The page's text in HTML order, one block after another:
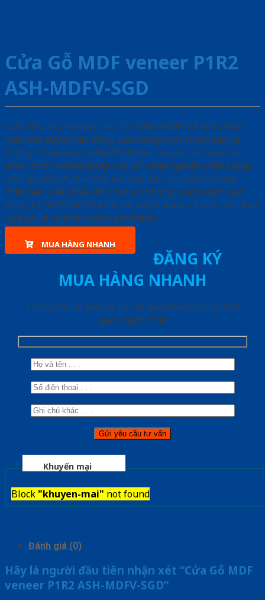
Cửa Gỗ MDF veneer P1R2
ASH-MDFV-SGD
Cửa gỗ công nghiệp cao cấp SAIGONDOOR là thương
hiệu sản phẩm các dòng cửa trong một chuỗi các hệ
thống Showroom SAIGONDOOR. Chuyên sản xuất và
phân phối những dòng cửa gỗ công nghiệp chất lượng
cao, giá thành phù hợp với mọi nhu cầu khách hàng.
Trên hết, SAIGONDOOR còn có những chính sách bán
hàng ƯU ĐÃI CAO đi kèm với sự đa dạng về mẫu mã, loại
cửa gỗ và cả phân khúc giá thành.
MUA HÀNG NHANH
ĐĂNG KÝ
MUA HÀNG NHANH
Chúng tôi sẽ liên lạc lại với quý khách trong thời
gian ngắn nhất
Khuyến mại
Block "khuyen-mai" not found
Đánh giá (0)
Hãy là người đầu tiên nhận xét “Cửa Gỗ MDF
veneer P1R2 ASH-MDFV-SGD”